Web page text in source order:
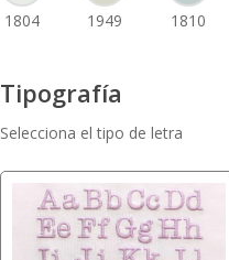
1804 1949 1810
Tipografía
Selecciona el tipo de letra